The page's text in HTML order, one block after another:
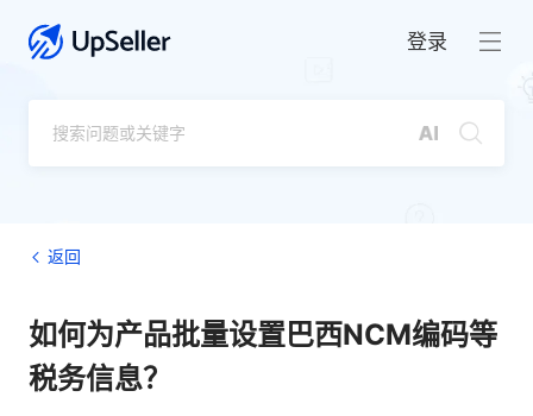
登录
返回
如何为产品批量设置巴西NCM编码等
税务信息？